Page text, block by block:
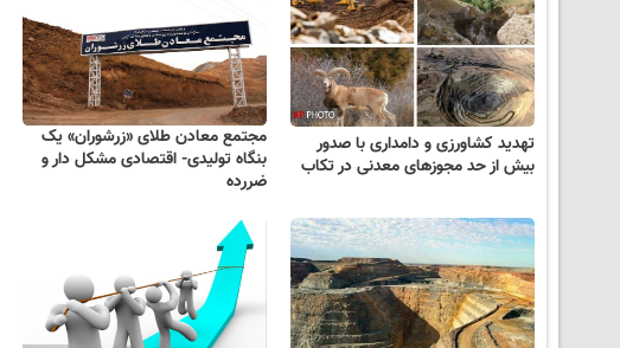
تهدید کشاورزی و دامداری با صدور
بیش از حد مجوزهای معدنی در تکاب
مجتمع معادن طلای «زرشوران» یک
بنگاه تولیدی- اقتصادی مشکل دار و
ضررده